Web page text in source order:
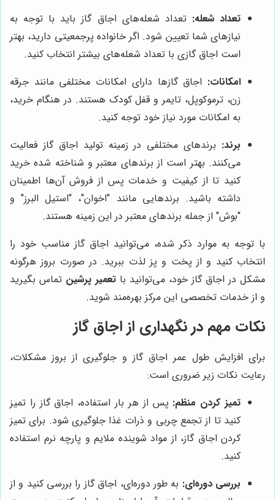
تعداد شعله: تعداد شعله‌های اجاق گاز باید با توجه به
نیازهای شما تعیین شود. اگر خانواده پرجمعیتی دارید، بهتر
است اجاق گازی با تعداد شعله‌های بیشتر انتخاب کنید.
امکانات: اجاق گازها دارای امکانات مختلفی مانند جرقه
زن، ترموکوپل، تایمر و قفل کودک هستند. در هنگام خرید،
به امکانات مورد نیاز خود توجه کنید.
برند: برندهای مختلفی در زمینه تولید اجاق گاز فعالیت
می‌کنند. بهتر است از برندهای معتبر و شناخته شده خرید
کنید تا از کیفیت و خدمات پس از فروش آن‌ها اطمینان
داشته باشید. برندهایی مانند "اخوان"، "استیل البرز" و
"بوش" از جمله برندهای معتبر در این زمینه هستند.
با توجه به موارد ذکر شده، می‌توانید اجاق گاز مناسب خود را
انتخاب کنید و از پخت و پز لذت ببرید. در صورت بروز هرگونه
مشکل در اجاق گاز خود، می‌توانید با تعمیر پرشین تماس بگیرید
و از خدمات تخصصی این مرکز بهره‌مند شوید.
نکات مهم در نگهداری از اجاق گاز
برای افزایش طول عمر اجاق گاز و جلوگیری از بروز مشکلات،
رعایت نکات زیر ضروری است:
تمیز کردن منظم: پس از هر بار استفاده، اجاق گاز را تمیز
کنید تا از تجمع چربی و ذرات غذا جلوگیری شود. برای تمیز
کردن اجاق گاز، از مواد شوینده ملایم و پارچه نرم استفاده
کنید.
بررسی دوره‌ای: به طور دوره‌ای، اجاق گاز را بررسی کنید و از